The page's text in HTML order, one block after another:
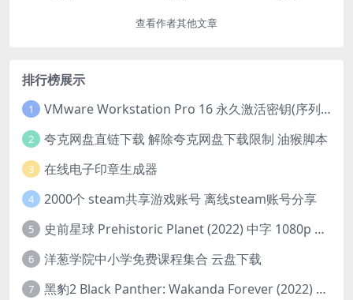
查看作者其他文章
排行榜展示
1 VMware Workstation Pro 16 永久激活密钥(序列号)
2 夸克网盘直链下载 解除夸克网盘下载限制 油猴脚本
3 在线电子印章生成器
4 2000个 steam共享游戏账号 离线steam账号分享
5 史前星球 Prehistoric Planet (2022) 中字 1080p 高清 阿里云盘 2022.5.27已更新全集
6 洋葱学院中小学免费课程集合 云盘下载
7 黑豹2 Black Panther: Wakanda Forever (2022) 高清版